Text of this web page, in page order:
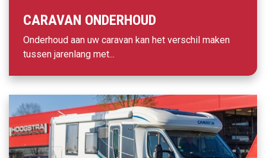
CARAVAN ONDERHOUD
Onderhoud aan uw caravan kan het verschil maken
tussen jarenlang met...